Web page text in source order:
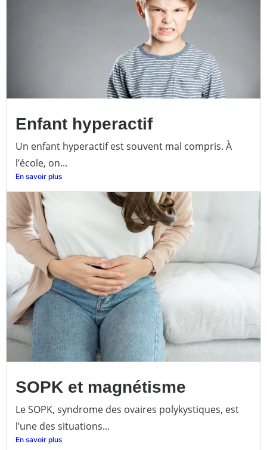
Enfant hyperactif
Un enfant hyperactif est souvent mal compris. À
l’école, on...
En savoir plus
SOPK et magnétisme
Le SOPK, syndrome des ovaires polykystiques, est
l’une des situations...
En savoir plus